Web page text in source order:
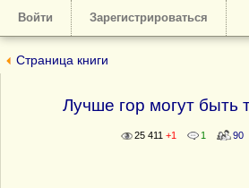
Войти Зарегистрироваться
Страница книги
Лучше гор могут быть
25 411 +1 1 90